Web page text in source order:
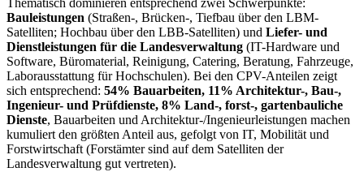
Thematisch dominieren entsprechend zwei Schwerpunkte:
Bauleistungen (Straßen-, Brücken-, Tiefbau über den LBM-
Satelliten; Hochbau über den LBB-Satelliten) und Liefer- und
Dienstleistungen für die Landesverwaltung (IT-Hardware und
Software, Büromaterial, Reinigung, Catering, Beratung, Fahrzeuge,
Laborausstattung für Hochschulen). Bei den CPV-Anteilen zeigt
sich entsprechend: 54% Bauarbeiten, 11% Architektur-, Bau-,
Ingenieur- und Prüfdienste, 8% Land-, forst-, gartenbauliche
Dienste, Bauarbeiten und Architektur-/Ingenieurleistungen machen
kumuliert den größten Anteil aus, gefolgt von IT, Mobilität und
Forstwirtschaft (Forstämter sind auf dem Satelliten der
Landesverwaltung gut vertreten).